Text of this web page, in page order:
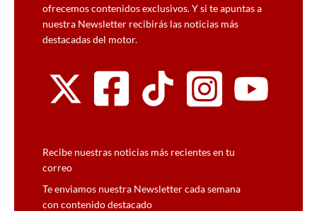
ofrecemos contenidos exclusivos. Y si te apuntas a
nuestra Newsletter recibirás las noticias más
destacadas del motor.
Recibe nuestras noticias más recientes en tu
correo
Te enviamos nuestra Newsletter cada semana
con contenido destacado